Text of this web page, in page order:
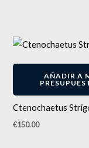
AÑADIR A
Ctenochaetus
€150.00